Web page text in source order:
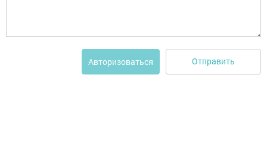
Авторизоваться Отправить